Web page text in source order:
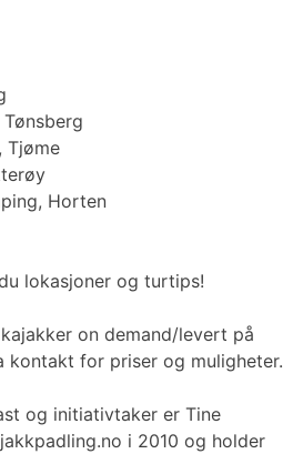
Tjøme
Horten
lokasjoner og turtips!
on demand/levert på
kontakt for priser og muligheter.
og initiativtaker er Tine
i 2010 og holder